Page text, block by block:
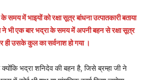
में भाइयों को रक्षा सूत्र बांधना उत्पातकारी बताया
ने भी एक बार भद्रा के समय में अपनी बहन से रक्षा सूत्र
ही उसके कुल का सर्वनाश हो गया ।
भद्रा शनिदेव की बहन है, जिसे ब्रम्हा जी ने